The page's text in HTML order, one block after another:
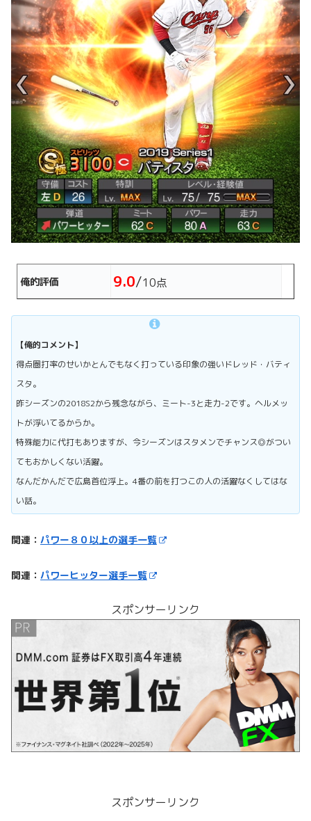
俺的評価 9.0/10点
【俺的コメント】
得点圏打率のせいかとんでもなく打っている印象の強いドレッド・バティ
スタ。
昨シーズンの2018S2から残念ながら、ミート-3と走力-2です。ヘルメッ
トが浮いてるからか。
特殊能力に代打もありますが、今シーズンはスタメンでチャンス◎がつい
てもおかしくない活躍。
なんだかんだで広島首位浮上。4番の前を打つこの人の活躍なくしてはな
い話。
関連： パワー８０以上の選手一覧
関連： パワーヒッター選手一覧
スポンサーリンク
スポンサーリンク